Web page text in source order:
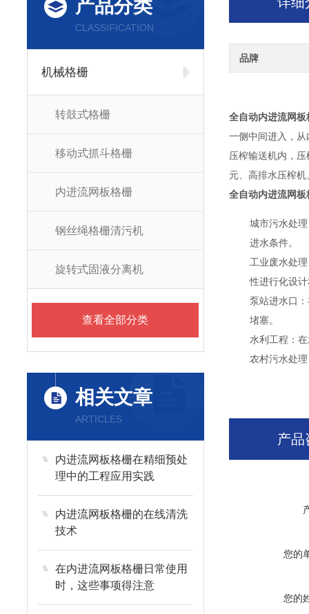
产品分类
CLASSIFICATION
机械格栅
转鼓式格栅
移动式抓斗格栅
内进流网板格栅
钢丝绳格栅清污机
旋转式固液分离机
查看全部分类
相关文章
ARTICLES
内进流网板格栅在精细预处
理中的工程应用实践
内进流网板格栅的在线清洗
技术
在内进流网板格栅日常使用
时，这些事项得注意
品牌
全自动内进流网板
一侧中间进入，
压榨输送机内，
元、高排水压榨
全自动内进流网板
城市污水处
进水条件。
工业废水处
性进行化设
泵站进水口
堵塞。
水利工程：
农村污水处
产品
您的
您的